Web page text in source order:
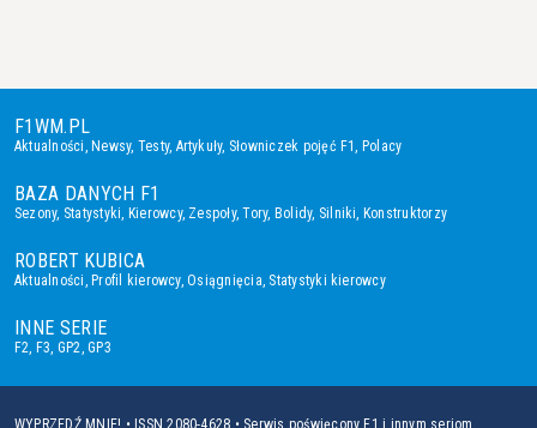
F1WM.PL
Aktualności, Newsy, Testy, Artykuły, Słowniczek pojęć F1, Polacy
BAZA DANYCH F1
Sezony, Statystyki, Kierowcy, Zespoły,Tory, Bolidy, Silniki, Konstruktorzy
ROBERT KUBICA
Aktualności, Profil kierowcy,Osiągnięcia, Statystyki kierowcy
INNE SERIE
F2, F3, GP2,GP3
WYPRZEDŹ MNIE! • ISSN 2080-4628 • Serwis poświęcony F1 i innym seriom